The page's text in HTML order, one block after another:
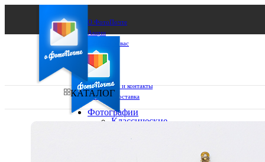
О ФотоПочте
Акции
Сделаем за вас
Бизнесу
FAQ
Франшиза
Поддержка и контакты
Оплата и доставка
КАТАЛОГ
Фотографии
Классические